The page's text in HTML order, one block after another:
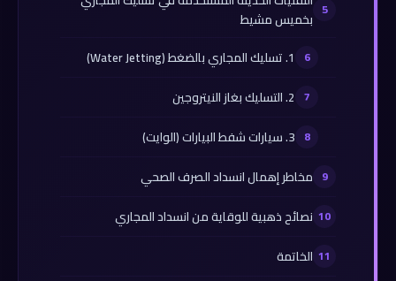
بخميس مشيط
1. تسليك المجاري بالضغط (Water Jetting)
2. التسليك بغاز النيتروجين
3. سيارات شفط البيارات (الوايت)
مخاطر إهمال انسداد الصرف الصحي
نصائح ذهبية للوقاية من انسداد المجاري
الخاتمة